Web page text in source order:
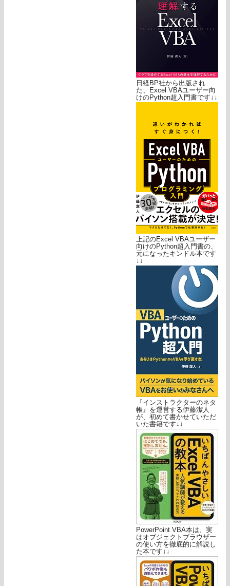
日経BP社から出版され
た、Excel VBAユーザー向
けのPython超入門書です↓↓
上記のExcel VBAユーザー
向けのPython超入門書の、
元になったキンドル本です
↓↓
『インストラクターのネタ
帳』を運営する伊藤潔人
が、初めて書かせていただ
いた書籍です↓↓
PowerPoint VBA本は、実
はオブジェクトブラウザー
の使い方を徹底的に解説し
た本です↓↓